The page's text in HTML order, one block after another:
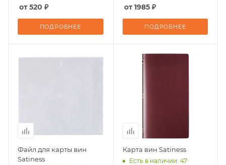
от 520 ₽
ПОДРОБНЕЕ
от 1985 ₽
ПОДРОБНЕЕ
Файл для карты вин
Satiness
Карта вин Satiness
Есть в наличии: 47